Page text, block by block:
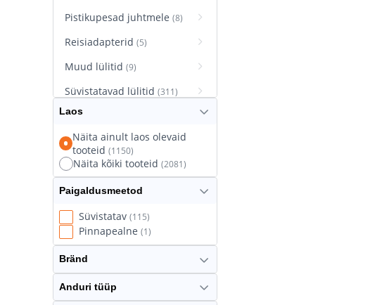
Pistikupesad juhtmele (8)
Reisiadapterid (5)
Muud lülitid (9)
Süvistatavad lülitid (311)
Süvistatavad pistikupesad
Termostaatlülitid
Laos
Näita ainult laos olevaid
tooteid (1150)
Näita kõiki tooteid (2081)
Paigaldusmeetod
Süvistatav (115)
Pinnapealne (1)
Bränd
Anduri tüüp